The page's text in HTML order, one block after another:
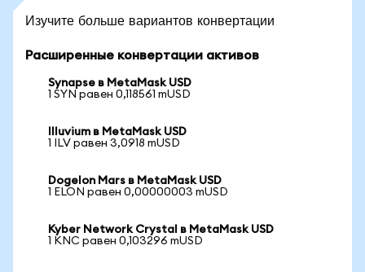
Изучите больше вариантов конвертации
Расширенные конвертации активов
Synapse в MetaMask USD
1 SYN равен 0,118561 mUSD
Illuvium в MetaMask USD
1 ILV равен 3,0918 mUSD
Dogelon Mars в MetaMask USD
1 ELON равен 0,00000003 mUSD
Kyber Network Crystal в MetaMask USD
1 KNC равен 0,103296 mUSD